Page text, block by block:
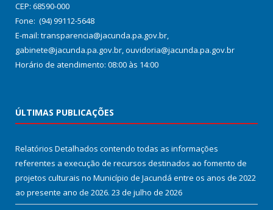
CEP: 68590-000
Fone: (94) 99112-5648
E-mail: transparencia@jacunda.pa.gov.br,
gabinete@jacunda.pa.gov.br, ouvidoria@jacunda.pa.gov.br
Horário de atendimento: 08:00 às 14:00
ÚLTIMAS PUBLICAÇÕES
Relatórios Detalhados contendo todas as informações
referentes a execução de recursos destinados ao fomento de
projetos culturais no Município de Jacundá entre os anos de 2022
ao presente ano de 2026. 23 de julho de 2026